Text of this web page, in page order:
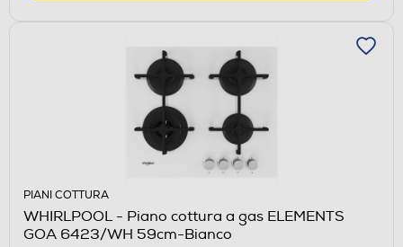
PIANI COTTURA
WHIRLPOOL - Piano cottura a gas ELEMENTS
GOA 6423/WH 59cm-Bianco